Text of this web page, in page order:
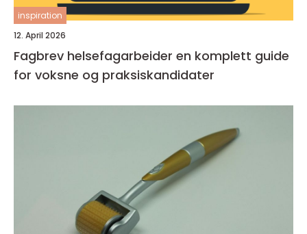
inspiration
12. April 2026
Fagbrev helsefagarbeider en komplett guide
for voksne og praksiskandidater